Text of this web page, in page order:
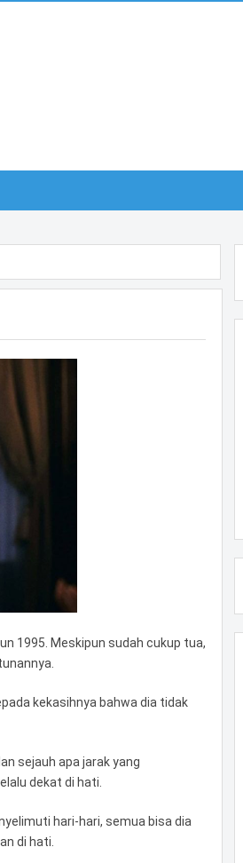
1995. Meskipun sudah cukup tua,
kekasihnya bahwa dia tidak
sejauh apa jarak yang
dekat di hati.
hari-hari, semua bisa dia
di hati.